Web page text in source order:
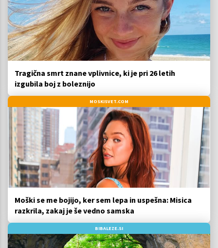
Tragična smrt znane vplivnice, ki je pri 26 letih
izgubila boj z boleznijo
MOSKISVET.COM
Moški se me bojijo, ker sem lepa in uspešna: Misica
razkrila, zakaj je še vedno samska
BIBALEZE.SI